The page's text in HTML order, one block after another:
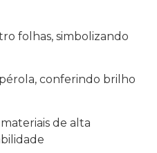
folhas, simbolizando
conferindo brilho
de alta